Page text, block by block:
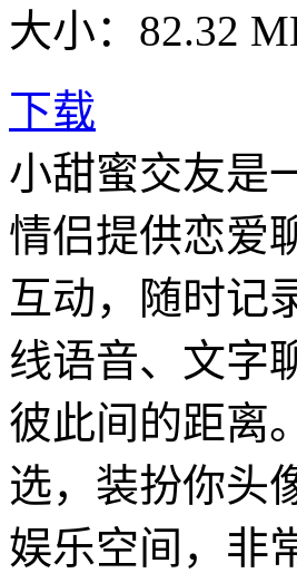
大小：82.32
下载
小甜蜜交友是
情侣提供恋爱
互动，随时记
线语音、文字
彼此间的距离
选，装扮你头
娱乐空间，非